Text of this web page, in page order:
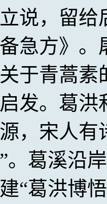
说，留
急方》。
于青蒿
发。葛
，宋人有
。葛溪沿
“葛洪博